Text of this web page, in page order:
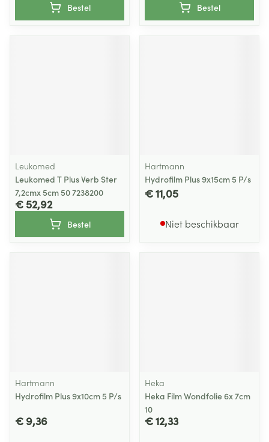
Bestel Bestel
Leukomed
Leukomed T Plus Verb Ster
7,2cmx 5cm 50 7238200
€ 52,92
Bestel
Hartmann
Hydrofilm Plus 9x15cm 5 P/s
€ 11,05
Niet beschikbaar
Hartmann
Hydrofilm Plus 9x10cm 5 P/s
€ 9,36
Heka
Heka Film Wondfolie 6x 7cm
10
€ 12,33